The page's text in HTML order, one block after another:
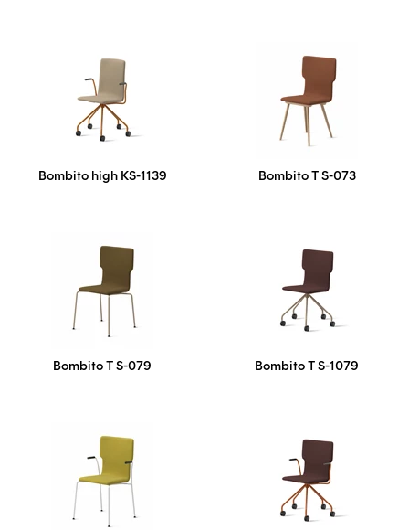
Bombito high KS-1139 Bombito T S-073
Bombito T S-079 Bombito T S-1079